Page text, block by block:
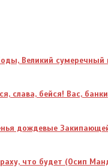
Великий
слава, бейся! Вас,
дождевые
что будет (Осип